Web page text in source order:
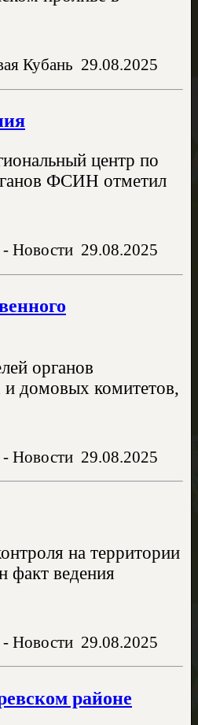
Кубань 29.08.2025
центр по
ФСИН отметил
Новости 29.08.2025
органов
и домовых комитетов,
Новости 29.08.2025
на территории
факт ведения
Новости 29.08.2025
районе